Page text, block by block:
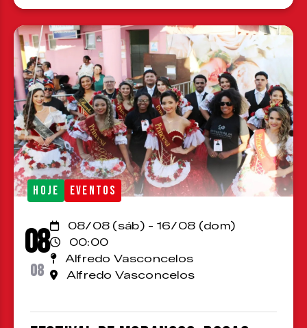
HOJE EVENTOS
08
08
08/08 (sáb) - 16/08 (dom)
00:00
Alfredo Vasconcelos
Alfredo Vasconcelos